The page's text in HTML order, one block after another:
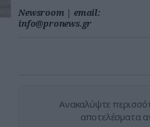
Newsroom | email:
info@pronews.gr
Ανακαλύψτε
αποτελέσματα